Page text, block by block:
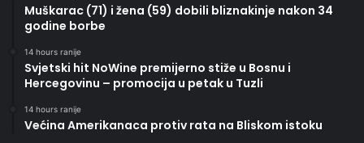
Muškarac (71) i žena (59) dobili bliznakinje nakon 34
godine borbe
14 hours ranije
Svjetski hit NoWine premijerno stiže u Bosnu i
Hercegovinu – promocija u petak u Tuzli
14 hours ranije
Većina Amerikanaca protiv rata na Bliskom istoku